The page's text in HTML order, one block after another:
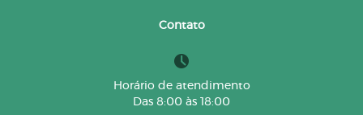
Contato
Horário de atendimento
Das 8:00 às 18:00